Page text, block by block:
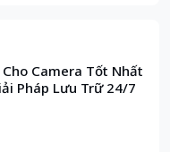
Cho Camera Tốt Nhất
Pháp Lưu Trữ 24/7